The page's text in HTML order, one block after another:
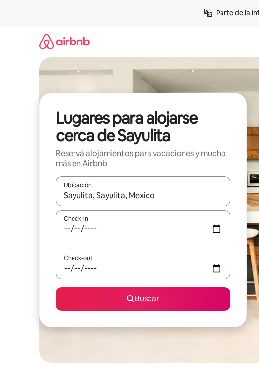
Parte de la
Lugares para alojarse
cerca de Sayulita
Reservá alojamientos para vacaciones y mucho
más en Airbnb
Ubicación
Cuando los resultados estén disponibles, navegá con las
Check-in
Check-out
Buscar